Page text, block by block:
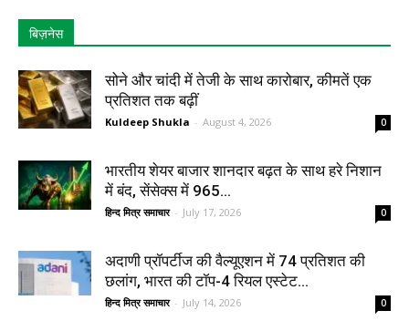
बिज़नेस
सोने और चांदी में तेजी के साथ कारोबार, कीमतें एक
प्रतिशत तक बढ़ीं
Kuldeep Shukla - August 4, 2026 0
भारतीय शेयर बाजार शानदार बढ़त के साथ हरे निशान
में बंद, सेंसेक्स में 965...
हिन्द मित्र समाचार - July 17, 2026 0
अदाणी प्रॉपर्टीज की वैल्यूएशन में 74 प्रतिशत की
छलांग, भारत की टॉप-4 रियल एस्टेट...
हिन्द मित्र समाचार - July 14, 2026 0